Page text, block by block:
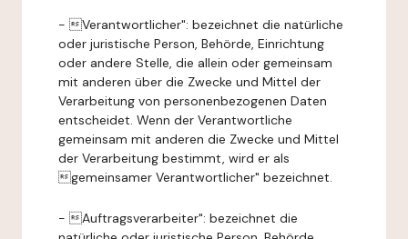
- Verantwortlicher": bezeichnet die natürliche
oder juristische Person, Behörde, Einrichtung
oder andere Stelle, die allein oder gemeinsam
mit anderen über die Zwecke und Mittel der
Verarbeitung von personenbezogenen Daten
entscheidet. Wenn der Verantwortliche
gemeinsam mit anderen die Zwecke und Mittel
der Verarbeitung bestimmt, wird er als
gemeinsamer Verantwortlicher" bezeichnet.
- Auftragsverarbeiter": bezeichnet die